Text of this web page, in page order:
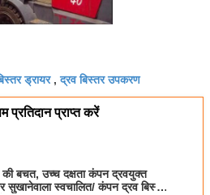
ड्रायर,द्रव बिस्तर उपकरण
प्रतिदान प्राप्त करें
की बचत, उच्च दक्षता कंपन द्रवयुक्त
सुखानेवाला स्वचालित/ कंपन द्रव बिस्तर